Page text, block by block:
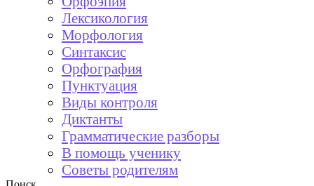
Лексикология
Морфология
Синтаксис
Орфография
Пунктуация
Виды контроля
Диктанты
Грамматические разборы
В помощь ученику
Советы родителям